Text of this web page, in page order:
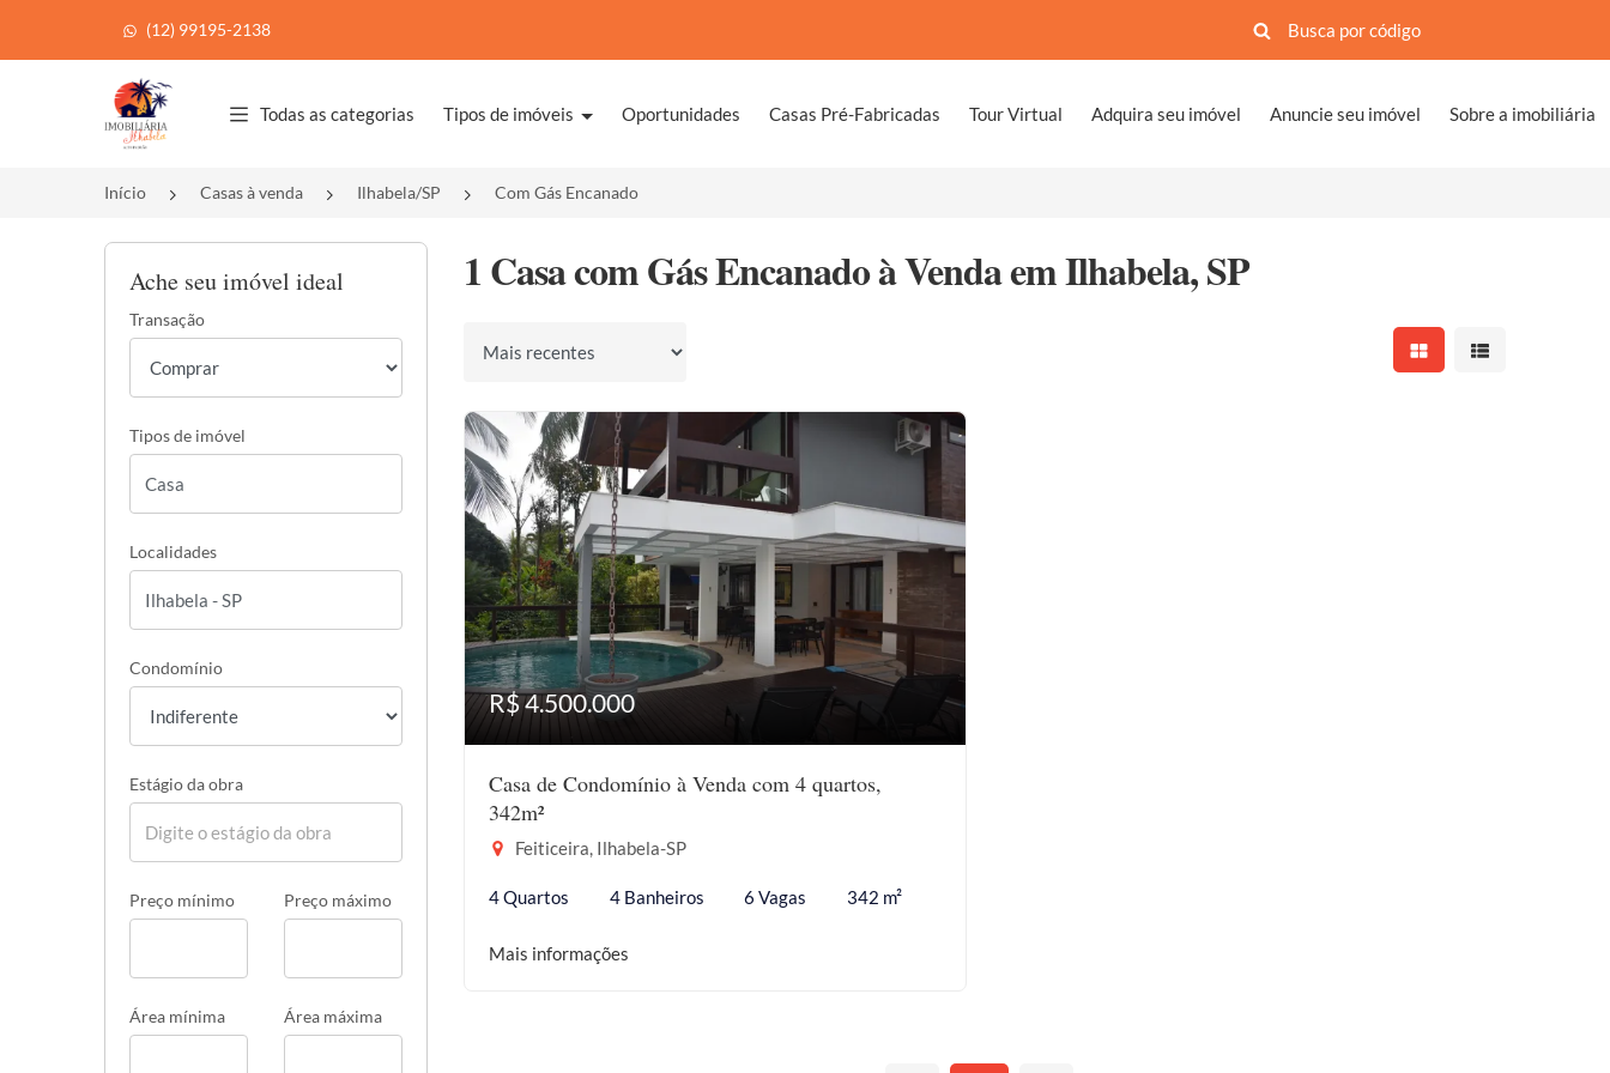
(12) 99195-2138
Página inicial
Todas as categorias Tipos de imóveis Oportunidades Casas Pré-Fabricadas Tour Virtual Adquira seu imóvel Anuncie seu imóvel Sobre a imobiliária
Início Casas à venda Ilhabela/SP Com Gás Encanado
Ache seu imóvel ideal
Transação
Tipos de imóvel
Localidades
Condomínio
Estágio da obra
Preço mínimo Preço máximo
Área mínima Área máxima
1 Casa com Gás Encanado à Venda em Ilhabela, SP
Ordenar por Mostrar resultados em
Mostrar
R$ 4.500.000
Casa de Condomínio à Venda com 4 quartos,
342m²
Feiticeira, Ilhabela-SP
4 Quartos 4 Banheiros 6 Vagas 342 m²
Mais informações